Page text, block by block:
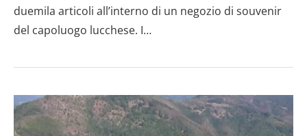
duemila articoli all’interno di un negozio di souvenir
del capoluogo lucchese. I…